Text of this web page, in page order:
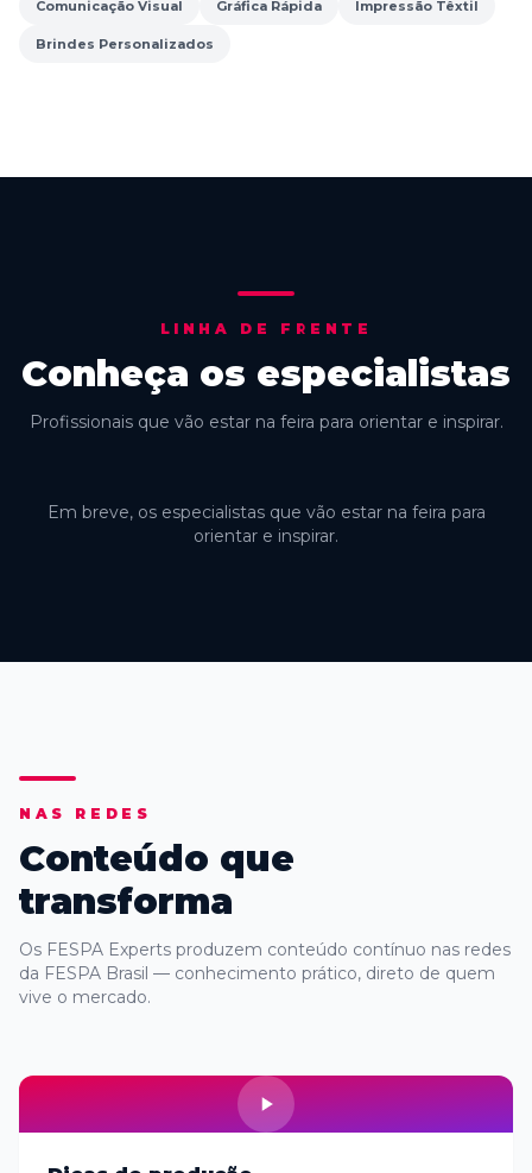
Comunicação Visual Gráfica Rápida Impressão Têxtil
Brindes Personalizados
LINHA DE FRENTE
Conheça os especialistas
Profissionais que vão estar na feira para orientar e inspirar.
Em breve, os especialistas que vão estar na feira para
orientar e inspirar.
NAS REDES
Conteúdo que
transforma
Os FESPA Experts produzem conteúdo contínuo nas redes
da FESPA Brasil — conhecimento prático, direto de quem
vive o mercado.